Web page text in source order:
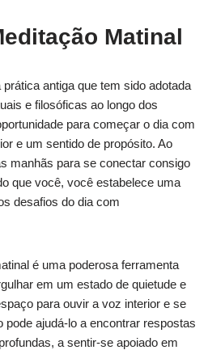
Matinal
antiga que tem sido adotada
e filosóficas ao longo dos
para começar o dia com
e um sentido de propósito. Ao
manhãs para se conectar consigo
que você, você estabelece uma
desafios do dia com
é uma poderosa ferramenta
em um estado de quietude e
para ouvir a voz interior e se
ajudá-lo a encontrar respostas
a sentir-se apoiado em